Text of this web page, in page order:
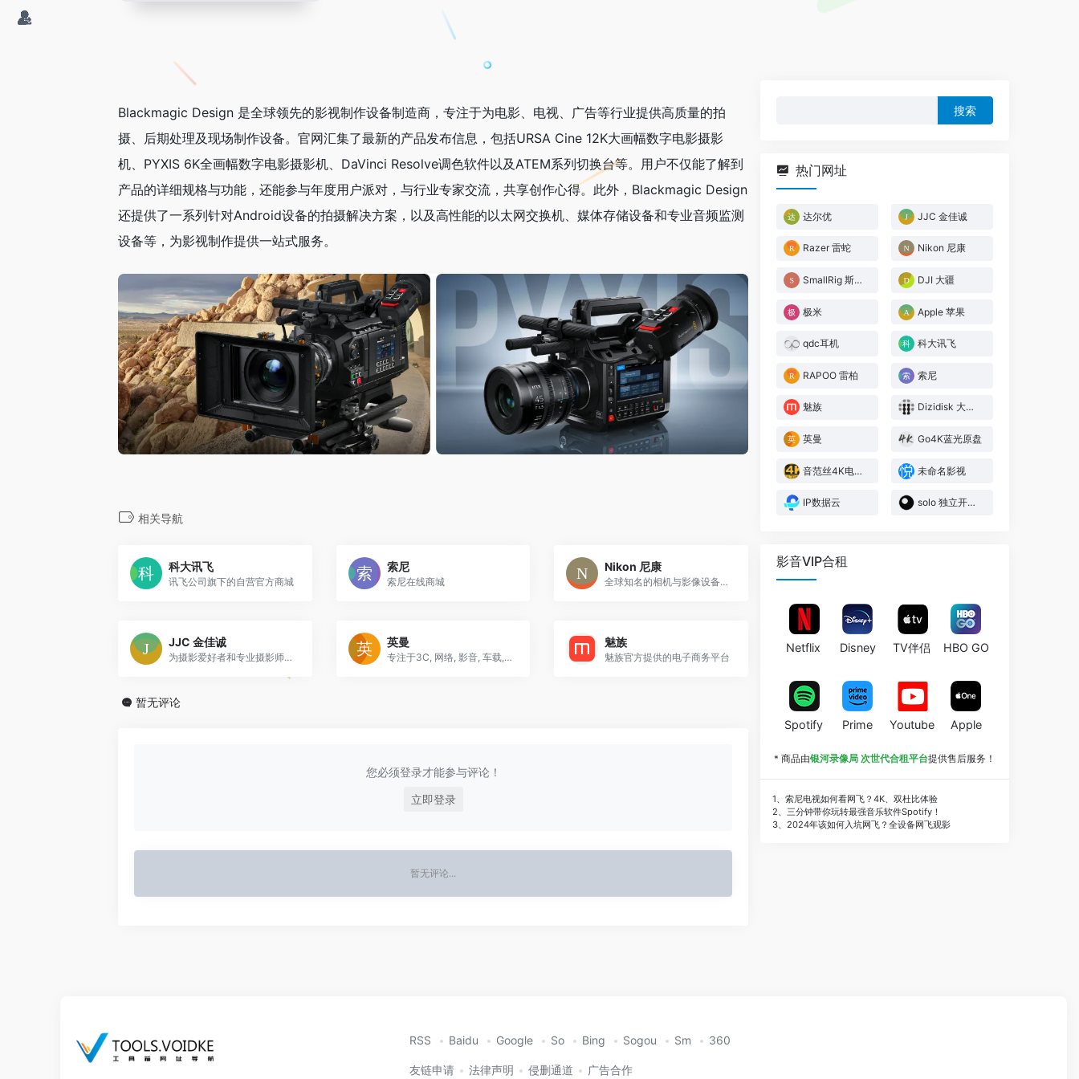
Blackmagic Design 是全球领先的影视制作设备制造商，专注于为电影、电视、广告等行业提供高质量的拍
摄、后期处理及现场制作设备。官网汇集了最新的产品发布信息，包括URSA Cine 12K大画幅数字电影摄影
机、PYXIS 6K全画幅数字电影摄影机、DaVinci Resolve调色软件以及ATEM系列切换台等。用户不仅能了解到
产品的详细规格与功能，还能参与年度用户派对，与行业专家交流，共享创作心得。此外，Blackmagic Design
还提供了一系列针对Android设备的拍摄解决方案，以及高性能的以太网交换机、媒体存储设备和专业音频监测
设备等，为影视制作提供一站式服务。
相关导航
科大讯飞
讯飞公司旗下的自营官方商城
索尼
索尼在线商城
Nikon 尼康
全球知名的相机与影像设备制造商
JJC 金佳诚
为摄影爱好者和专业摄影师提供高品质的摄影附件
英曼
专注于3C, 网络, 影音, 车载, 智能家居系列智慧生活领域
魅族
魅族官方提供的电子商务平台
暂无评论
您必须登录才能参与评论！
立即登录
暂无评论...
热门网址
达尔优 JJC 金佳诚
Razer 雷蛇 Nikon 尼康
SmallRig 斯莫格 DJI 大疆
极米 Apple 苹果
qdc耳机 科大讯飞
RAPOO 雷柏 索尼
魅族 Dizidisk 大嘴盘
英曼 Go4K蓝光原盘
音范丝4K电影世界 未命名影视
IP数据云 solo 独立开发者社区
影音VIP合租
Netflix Disney TV伴侣 HBO GO
Spotify Prime Youtube Apple
* 商品由银河录像局 次世代合租平台提供售后服务！
1、索尼电视如何看网飞？4K、双杜比体验
2、三分钟带你玩转最强音乐软件Spotify！
3、2024年该如何入坑网飞？全设备网飞观影
RSS Baidu Google So Bing Sogou Sm 360
友链申请 法律声明 侵删通道 广告合作